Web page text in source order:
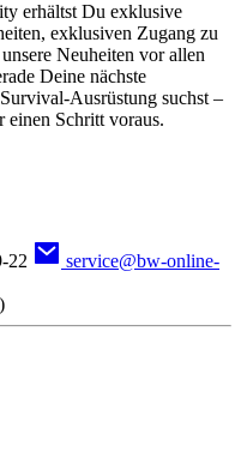
erhältst Du exklusive
exklusiven Zugang zu
Neuheiten vor allen
Deine nächste
Ausrüstung suchst –
einen Schritt voraus.
22
service@bw-online-